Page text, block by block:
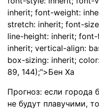
inherit; font-weight:
stretch: inherit; font-
line-height: inherit;
inherit; vertical-align:
box-sizing: inherit;
89, 144);">Бен Ха
Прогноз: если города
не будут плавучими,